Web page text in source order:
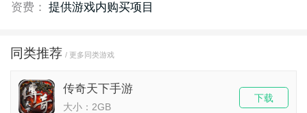
资费： 提供游戏内购买项目
同类推荐 / 更多同类游戏
传奇天下手游
大小：2GB
下载